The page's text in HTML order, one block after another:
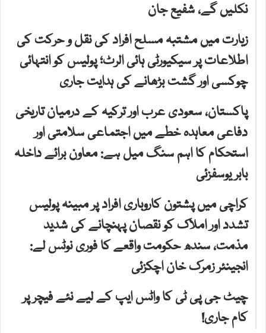
نکلیں گے، شفیع جان
زیارت میں مشتبہ مسلح افراد کی نقل و حرکت کی
اطلاعات پر سیکیورٹی ہائی الرٹ؛ پولیس کو انتہائی
چوکسی اور گشت بڑھانے کی ہدایت جاری
پاکستان، سعودی عرب اور ترکیہ کے درمیان تاریخی
دفاعی معاہدہ خطے میں اجتماعی سلامتی اور
استحکام کا اہم سنگ میل ہے: معاون برائے داخلہ
بابر یوسفزئی
کراچی میں پشتون کاروباری افراد پر مبینہ پولیس
تشدد اور املاک کو نقصان پہنچانے کی شدید
مذمت، سندھ حکومت واقعے کا فوری نوٹس لے:
انجینئر زمرک خان اچکزئی
چیٹ جی پی ٹی کا واٹس ایپ کے لیے نئے فیچر پر
کام جاری!